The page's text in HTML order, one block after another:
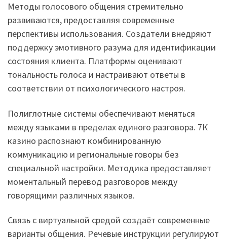
Методы голосового общения стремительно
развиваются, предоставляя современные
перспективы использования. Создатели внедряют
поддержку эмотивного разума для идентификации
состояния клиента. Платформы оценивают
тональность голоса и настраивают ответы в
соответствии от психологического настроя.
Полиглотные системы обеспечивают меняться
между языками в пределах единого разговора. 7К
казино распознают комбинированную
коммуникацию и региональные говоры без
специальной настройки. Методика предоставляет
моментальный перевод разговоров между
говорящими различных языков.
Связь с виртуальной средой создаёт современные
варианты общения. Речевые инструкции регулируют